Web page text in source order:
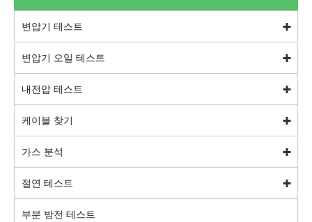
변압기 테스트
변압기 오일 테스트
내전압 테스트
케이블 찾기
가스 분석
절연 테스트
부분 방전 테스트